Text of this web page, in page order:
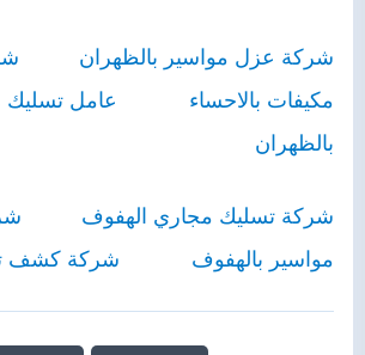
شركة عزل مواسير بالظهران
مكيفات بالاحساء
عامل تسليك
بالظهران
شركة تسليك مجاري الهفوف
مواسير بالهفوف
شركة كشف